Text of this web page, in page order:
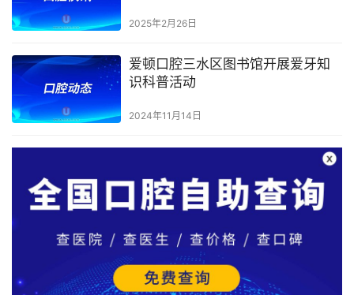
2025年2月26日
爱顿口腔三水区图书馆开展爱牙知
识科普活动
2024年11月14日